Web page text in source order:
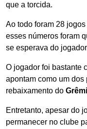
que a torcida.
Ao todo foram 28
esses números foram
se esperava do
O jogador foi bastante
apontam como um
rebaixamento do
Entretanto, apesar do
permanecer no clube